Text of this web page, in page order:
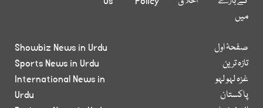
میں
صفحۂ اول
تازہ ترین
غزہ لہو لہو
پاکستان
Showbiz News in Urdu
Sports News in Urdu
International News in
Urdu